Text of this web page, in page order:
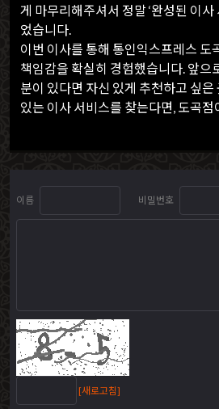
게 마무리해주셔서 정말 ‘완성된 이사
었습니다.
이번 이사를 통해 통인익스프레스 도
책임감을 확실히 경험했습니다. 앞으
분이 있다면 자신 있게 추천하고 싶은
있는 이사 서비스를 찾는다면, 도곡
이름 비밀번호
[새로고침]